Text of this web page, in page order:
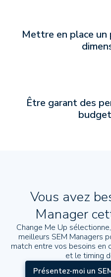
Mettre en place un
Être garant des
Vous avez
Manager
Change Me Up
meilleurs SEM Managers
match entre vos besoins en
et le timing
Présentez-moi un